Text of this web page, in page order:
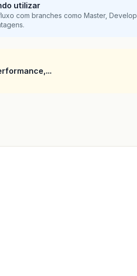
utilizar
com branches como Master,